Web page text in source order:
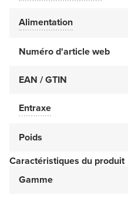
Alimentation
Numéro d'article web
EAN / GTIN
Entraxe
Poids
Caractéristiques du produit
Gamme